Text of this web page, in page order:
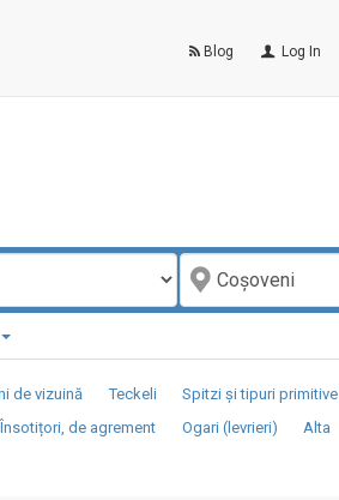
Blog Log In
de vizuină Teckeli Spitzi și tipuri primitive
Însotițori, de agrement Ogari (levrieri) Alta